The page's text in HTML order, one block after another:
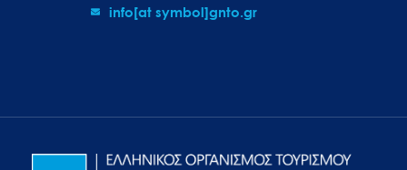
info[at symbol]gnto.gr